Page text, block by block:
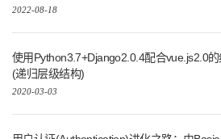
2022-08-18
使用Python3.7+Django2.0.4配合vue.js2.0
(递归层级结构)
2020-03-03